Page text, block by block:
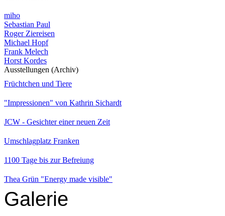
miho
Sebastian Paul
Roger Ziereisen
Michael Hopf
Frank Melech
Horst Kordes
Ausstellungen (Archiv)
Früchtchen und Tiere
"Impressionen" von Kathrin Sichardt
JCW - Gesichter einer neuen Zeit
Umschlagplatz Franken
1100 Tage bis zur Befreiung
Thea Grün "Energy made visible"
Galerie